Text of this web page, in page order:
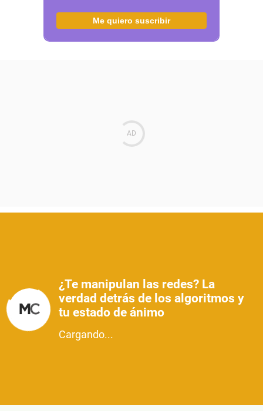
Me quiero suscribir
¿Te manipulan las redes? La
verdad detrás de los algoritmos y
tu estado de ánimo
Cargando...